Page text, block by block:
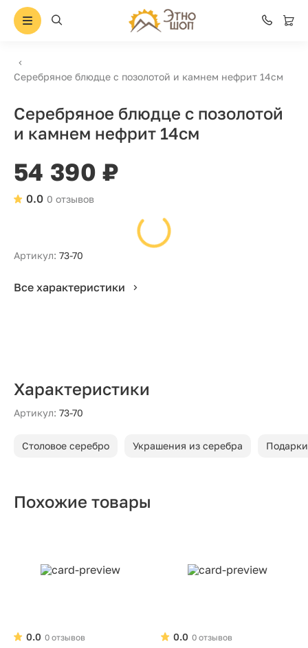
Серебряное блюдце с позолотой и камнем нефрит 14см
Серебряное блюдце с позолотой
и камнем нефрит 14см
54 390 ₽
0 отзывов
0.0
Артикул: 73-70
Все характеристики
Характеристики
Артикул: 73-70
Столовое серебро Украшения из серебра
Похожие товары
0 отзывов
0.0
0 отзывов
0.0